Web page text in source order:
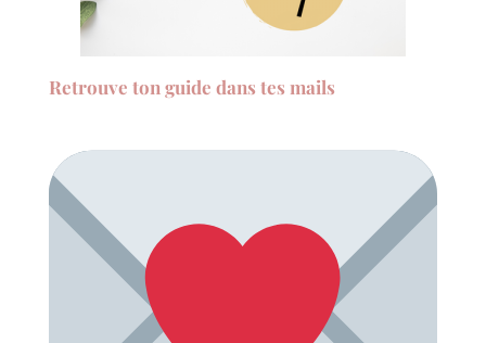
Retrouve ton guide dans tes mails